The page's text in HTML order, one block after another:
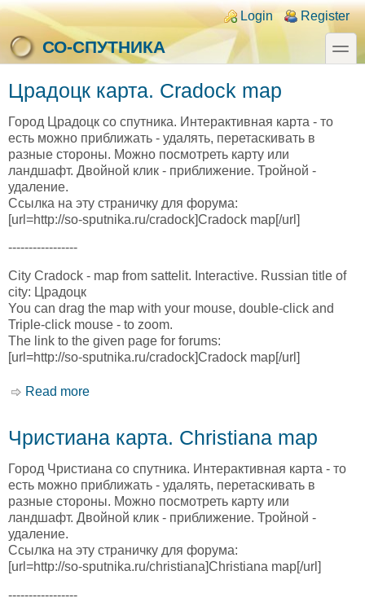
Skip to main content
Skip to search
Login links
Login Register
СО-СПУТНИКА toggle
Црадоцк карта. Cradock map
Город Црадоцк со спутника. Интерактивная карта - то
есть можно приближать - удалять, перетаскивать в
разные стороны. Можно посмотреть карту или
ландшафт. Двойной клик - приближение. Тройной -
удаление.
Ссылка на эту страничку для форума:
[url=http://so-sputnika.ru/cradock]Cradock map[/url]
-----------------
City Cradock - map from sattelit. Interactive. Russian title of
city: Црадоцк
You can drag the map with your mouse, double-click and
Triple-click mouse - to zoom.
The link to the given page for forums:
[url=http://so-sputnika.ru/cradock]Cradock map[/url]
Read more
Чристиана карта. Christiana map
Город Чристиана со спутника. Интерактивная карта - то
есть можно приближать - удалять, перетаскивать в
разные стороны. Можно посмотреть карту или
ландшафт. Двойной клик - приближение. Тройной -
удаление.
Ссылка на эту страничку для форума:
[url=http://so-sputnika.ru/christiana]Christiana map[/url]
-----------------